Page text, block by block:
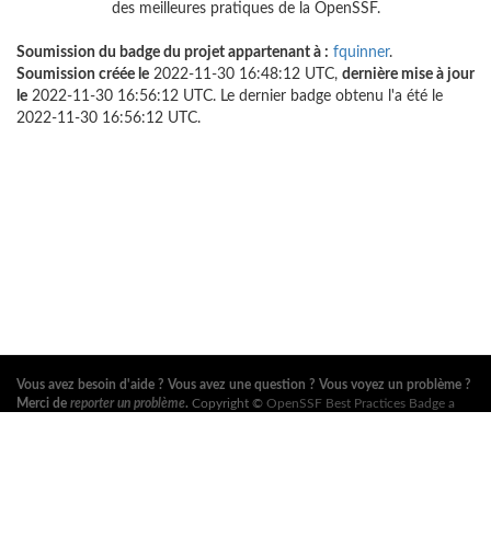
des meilleures pratiques de la OpenSSF.
Soumission du badge du projet appartenant à : fquinner.
Soumission créée le 2022-11-30 16:48:12 UTC, dernière mise à jour
le 2022-11-30 16:56:12 UTC. Le dernier badge obtenu l'a été le
2022-11-30 16:56:12 UTC.
Vous avez besoin d'aide ? Vous avez une question ? Vous voyez un problème ?
Merci de reporter un problème. Copyright © OpenSSF Best Practices Badge a